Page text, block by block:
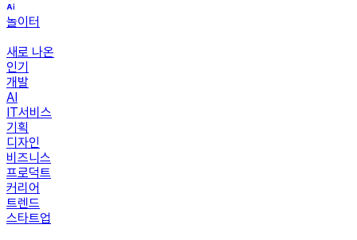
놀이터
새로 나온
인기
개발
AI
IT서비스
기획
디자인
비즈니스
프로덕트
커리어
트렌드
스타트업